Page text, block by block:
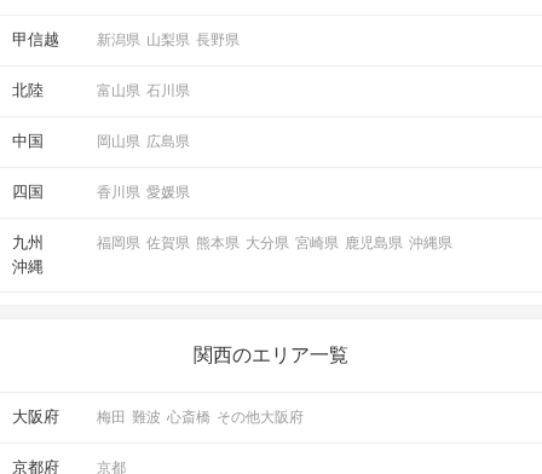
甲信越 新潟県 山梨県 長野県
北陸 富山県 石川県
中国 岡山県 広島県
四国 香川県 愛媛県
九州
沖縄
福岡県 佐賀県 熊本県 大分県 宮崎県 鹿児島県 沖縄県
関西のエリア一覧
大阪府 梅田 難波 心斎橋 その他大阪府
京都府 京都